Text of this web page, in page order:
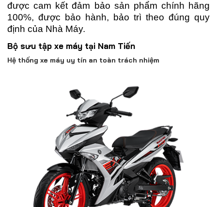
được cam kết đảm bảo sản phẩm chính hãng
100%, được bảo hành, bảo trì theo đúng quy
định của Nhà Máy.
Bộ sưu tập xe máy tại Nam Tiến
Hệ thống xe máy uy tín an toàn trách nhiệm